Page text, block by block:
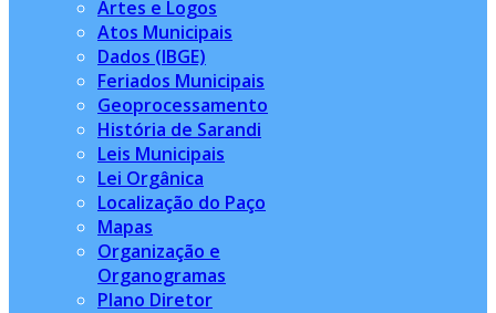
Artes e Logos
Atos Municipais
Dados (IBGE)
Feriados Municipais
Geoprocessamento
História de Sarandi
Leis Municipais
Lei Orgânica
Localização do Paço
Mapas
Organização e
Organogramas
Plano Diretor